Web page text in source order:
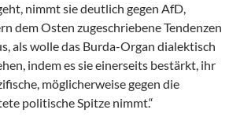
nimmt sie deutlich gegen AfD,
dem Osten zugeschriebene Tendenzen
als wolle das Burda-Organ dialektisch
indem es sie einerseits bestärkt, ihr
möglicherweise gegen die
politische Spitze nimmt.“